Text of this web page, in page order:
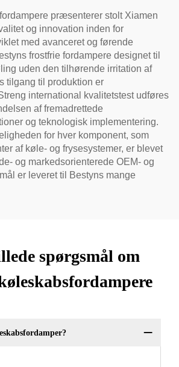
præsenterer stolt Xiamen
og innovation inden for
med avanceret og førende
frostfrie fordampere designet til
uden den tilhørende irritation af
tilgang til produktion er
international kvalitetstest udføres
af ​​fremadrettede
og teknologisk implementering.
for hver komponent, som
af køle- og frysesystemer, er blevet
og markedsorienterede OEM- og
er leveret til Bestyns mange
spørgsmål om